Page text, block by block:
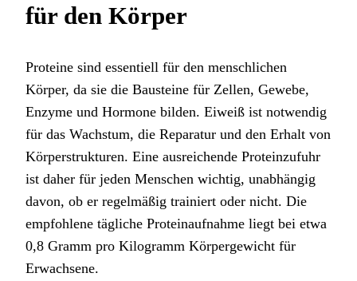
für den Körper
Proteine sind essentiell für den menschlichen
Körper, da sie die Bausteine für Zellen, Gewebe,
Enzyme und Hormone bilden. Eiweiß ist notwendig
für das Wachstum, die Reparatur und den Erhalt von
Körperstrukturen. Eine ausreichende Proteinzufuhr
ist daher für jeden Menschen wichtig, unabhängig
davon, ob er regelmäßig trainiert oder nicht. Die
empfohlene tägliche Proteinaufnahme liegt bei etwa
0,8 Gramm pro Kilogramm Körpergewicht für
Erwachsene.